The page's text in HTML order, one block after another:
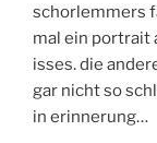
schorlemmers
mal ein portrait
isses. die
gar nicht so
in erinnerung…